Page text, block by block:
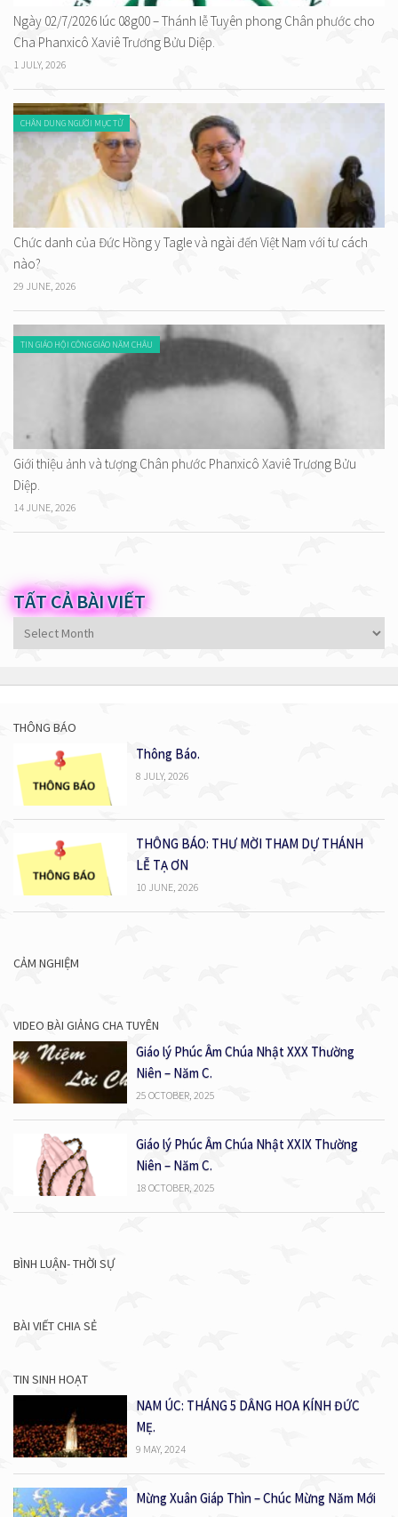
Ngày 02/7/2026 lúc 08g00 – Thánh lễ Tuyên phong Chân phước cho
Cha Phanxicô Xaviê Trương Bửu Diệp.
1 JULY, 2026
CHÂN DUNG NGƯỜI MỤC TỬ
Chức danh của Đức Hồng y Tagle và ngài đến Việt Nam với tư cách
nào?
29 JUNE, 2026
TIN GIÁO HỘI CÔNG GIÁO NĂM CHÂU
Giới thiệu ảnh và tượng Chân phước Phanxicô Xaviê Trương Bửu
Diệp.
14 JUNE, 2026
TẤT CẢ BÀI VIẾT
Tất
cả
viết
THÔNG BÁO
Thông Báo.
8 JULY, 2026
THÔNG BÁO: THƯ MỜI THAM DỰ THÁNH
LỄ TẠ ƠN
10 JUNE, 2026
CẢM NGHIỆM
VIDEO BÀI GIẢNG CHA TUYÊN
Giáo lý Phúc Âm Chúa Nhật XXX Thường
Niên – Năm C.
25 OCTOBER, 2025
Giáo lý Phúc Âm Chúa Nhật XXIX Thường
Niên – Năm C.
18 OCTOBER, 2025
BÌNH LUẬN- THỜI SỰ
BÀI VIẾT CHIA SẺ
TIN SINH HOẠT
NAM ÚC: THÁNG 5 DÂNG HOA KÍNH ĐỨC
MẸ.
9 MAY, 2024
Mừng Xuân Giáp Thìn – Chúc Mừng Năm Mới